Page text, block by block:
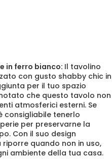
in ferro bianco: Il tavolino
con gusto shabby chic in
per il tuo spazio
che questo tavolo non
atmosferici esterni. Se
consigliabile tenerlo
per preservarne la
Con il suo design
quando non in uso,
ambiente della tua casa.